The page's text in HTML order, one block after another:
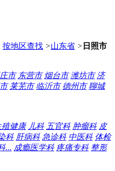
按地区查找 >山东省 > 日照市
市 东营市 烟台市 潍坊市 济
莱芜市 临沂市 德州市 聊城
殖健康 儿科 五官科 肿瘤科 皮
科 肝病科 急诊科 中医科 体检
... 成瘾医学科 疼痛专科 整形